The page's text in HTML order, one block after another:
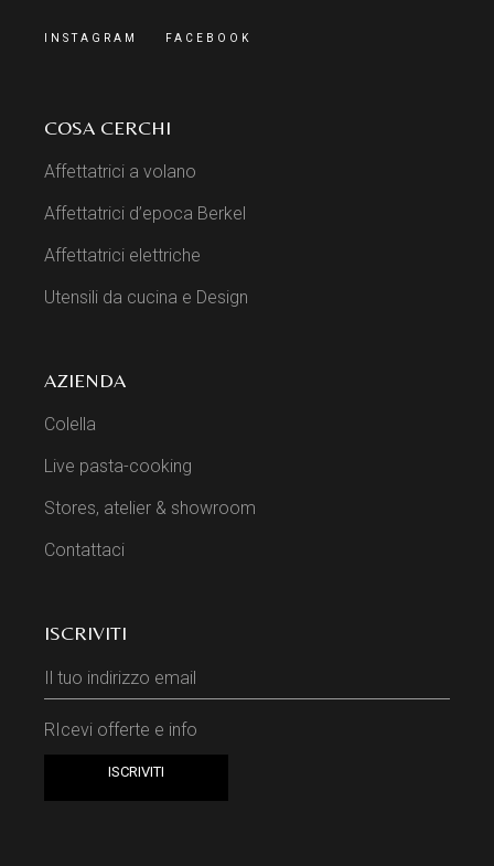
INSTAGRAM FACEBOOK
COSA CERCHI
Affettatrici a volano
Affettatrici d’epoca Berkel
Affettatrici elettriche
Utensili da cucina e Design
AZIENDA
Colella
Live pasta-cooking
Stores, atelier & showroom
Contattaci
ISCRIVITI
RIcevi offerte e info